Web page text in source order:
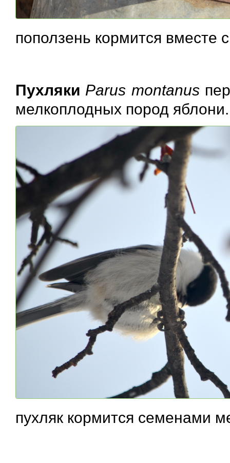
поползень кормится
Пухляки Parus montanus
мелкоплодных пород яблони.
пухляк кормится семенами